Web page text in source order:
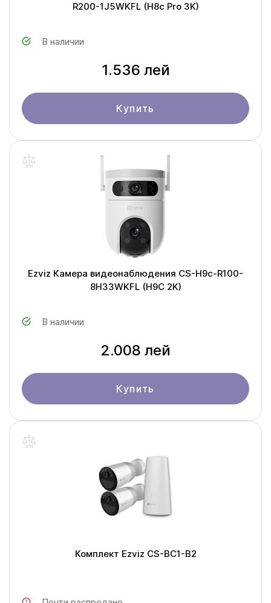
R200-1J5WKFL (H8c Pro 3K)
В наличии
1.536 лей
Купить
Ezviz Камера видеонаблюдения CS-H9c-R100-
8H33WKFL (H9C 2K)
В наличии
2.008 лей
Купить
Комплект Ezviz CS-BC1-B2